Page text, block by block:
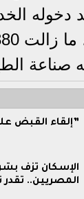
دخوله
صناعة
”إلقاء القبض
الإسكان تزف
المصريين.. تقدر